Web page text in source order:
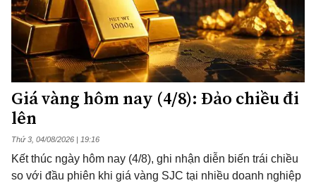
Giá vàng hôm nay (4/8): Đảo chiều đi
lên
Thứ 3, 04/08/2026 | 19:16
Kết thúc ngày hôm nay (4/8), ghi nhận diễn biến trái chiều
so với đầu phiên khi giá vàng SJC tại nhiều doanh nghiệp